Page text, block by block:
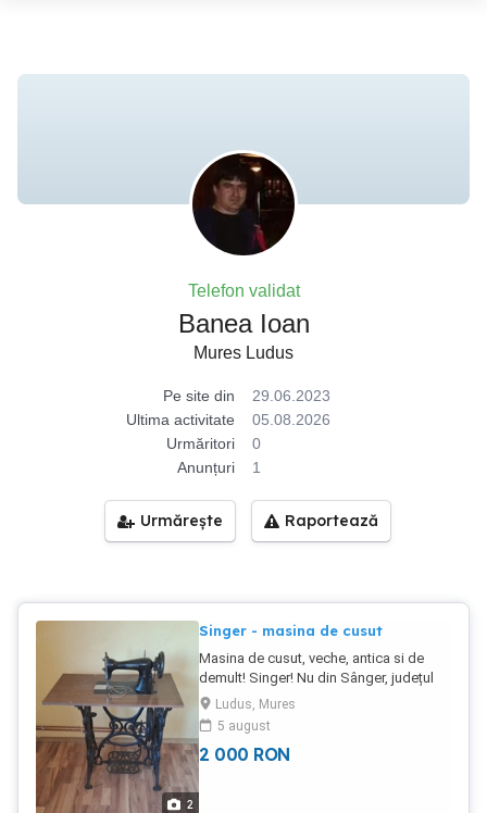
Telefon validat
Banea Ioan
Mures Ludus
Pe site din
29.06.2023
Ultima activitate
05.08.2026
Urmăritori
0
Anunțuri
1
Urmărește Raportează
2
Singer - masina de cusut
Masina de cusut, veche, antica si de
demult! Singer! Nu din Sânger, județul
Mureș, de la fabrică - probabil de acum
100 ani!
Ludus, Mures
5 august
2 000 RON